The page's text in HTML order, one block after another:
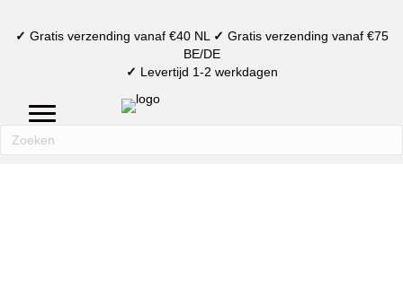
✓ Gratis verzending vanaf €40 NL ✓ Gratis verzending vanaf €75
BE/DE
✓ Levertijd 1-2 werkdagen